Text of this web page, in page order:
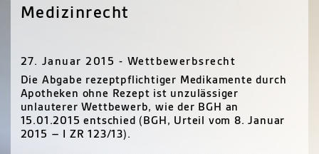
Medizinrecht
27. Januar 2015 - Wettbewerbsrecht
Die Abgabe rezeptpflichtiger Medikamente durch
Apotheken ohne Rezept ist unzulässiger
unlauterer Wettbewerb, wie der BGH an
15.01.2015 entschied (BGH , Urteil vom 8. Januar
2015 – I ZR 123/13).